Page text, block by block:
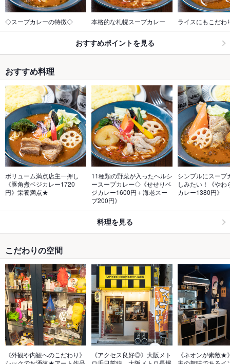
◇スープカレーの特徴◇ 本格的な札幌スープカレー ライスにもこだわ
おすすめポイントを見る
おすすめ料理
ボリューム満点店主一押し
《豚角煮ベジカレー1720
円》栄養満点★
11種類の野菜が入ったヘルシ
ースープカレー◇《せせりベ
ジカレー1600円＋海老スー
プ200円》
シンプルにスープ
しみたい！《やわ
カレー1380円》
料理を見る
こだわりの空間
《外観や内観へのこだわり》
《アクセス良好◎》大阪メト
《ネオンが素敵★